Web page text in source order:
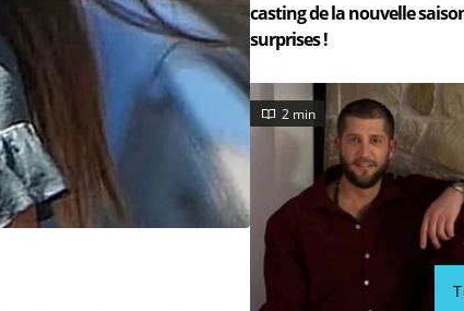
casting de la nouvelle
surprises !
2 min